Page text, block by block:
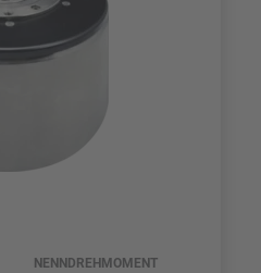
NENNDREHMOMENT